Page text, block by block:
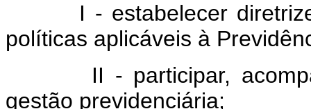
I - estabelecer diretrizes
políticas aplicáveis à
II - participar,
gestão previdenciária;